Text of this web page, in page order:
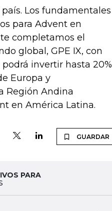
Los fundamentales
para Advent en
completamos el
global, GPE IX, con
podrá invertir hasta 20%
Europa y
Región Andina
en América Latina.
GUARDAR
PARA